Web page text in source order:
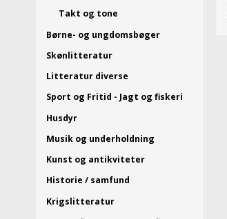
Takt og tone
Børne- og ungdomsbøger
Skønlitteratur
Litteratur diverse
Sport og Fritid - Jagt og fiskeri
Husdyr
Musik og underholdning
Kunst og antikviteter
Historie / samfund
Krigslitteratur